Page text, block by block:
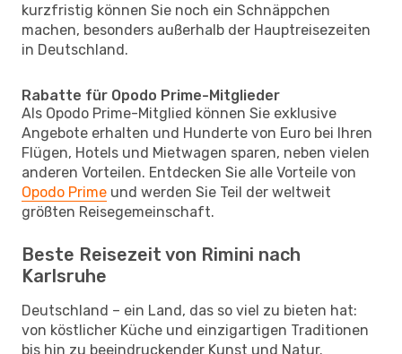
kurzfristig können Sie noch ein Schnäppchen
machen, besonders außerhalb der Hauptreisezeiten
in Deutschland.
Rabatte für Opodo Prime-Mitglieder
Als Opodo Prime-Mitglied können Sie exklusive
Angebote erhalten und Hunderte von Euro bei Ihren
Flügen, Hotels und Mietwagen sparen, neben vielen
anderen Vorteilen. Entdecken Sie alle Vorteile von
Opodo Prime und werden Sie Teil der weltweit
größten Reisegemeinschaft.
Beste Reisezeit von Rimini nach
Karlsruhe
Deutschland – ein Land, das so viel zu bieten hat:
von köstlicher Küche und einzigartigen Traditionen
bis hin zu beeindruckender Kunst und Natur.